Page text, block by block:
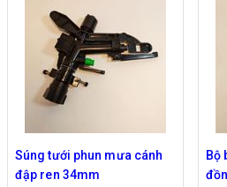
Súng tưới phun mưa cánh
đập ren 34mm
Bộ